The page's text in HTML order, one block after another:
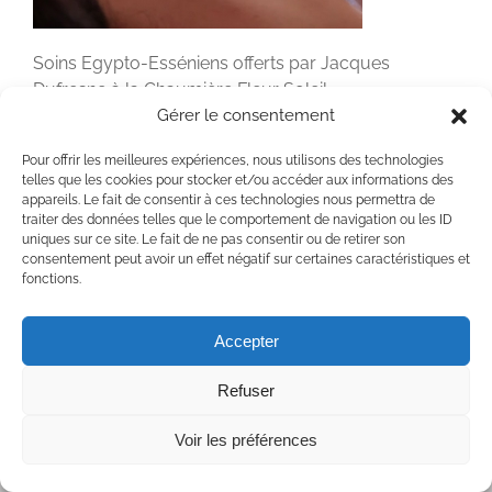
Gérer le consentement
Pour offrir les meilleures expériences, nous utilisons des technologies
telles que les cookies pour stocker et/ou accéder aux informations des
appareils. Le fait de consentir à ces technologies nous permettra de
traiter des données telles que le comportement de navigation ou les ID
uniques sur ce site. Le fait de ne pas consentir ou de retirer son
consentement peut avoir un effet négatif sur certaines caractéristiques et
fonctions.
Accepter
Refuser
Voir les préférences
Soins Egypto-Esséniens offerts par Jacques
Dufresne à la Chaumière Fleur Soleil
Copyright 2020 Chaumière Fleur Soleil | Tous droits réservés | All rights